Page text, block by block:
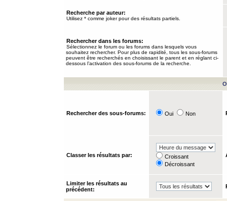
Recherche par auteur:
Utilisez * comme joker pour des résultats partiels.
Rechercher dans les forums:
Sélectionnez le forum ou les forums dans lesquels vous
souhaitez rechercher. Pour plus de rapidité, tous les sous-forums
peuvent être recherchés en choisissant le parent et en réglant ci-
dessous l’activation des sous-forums de la recherche.
Rechercher des sous-forums: Oui Non
Classer les résultats par:
Croissant
Décroissant
Limiter les résultats au
précédent: